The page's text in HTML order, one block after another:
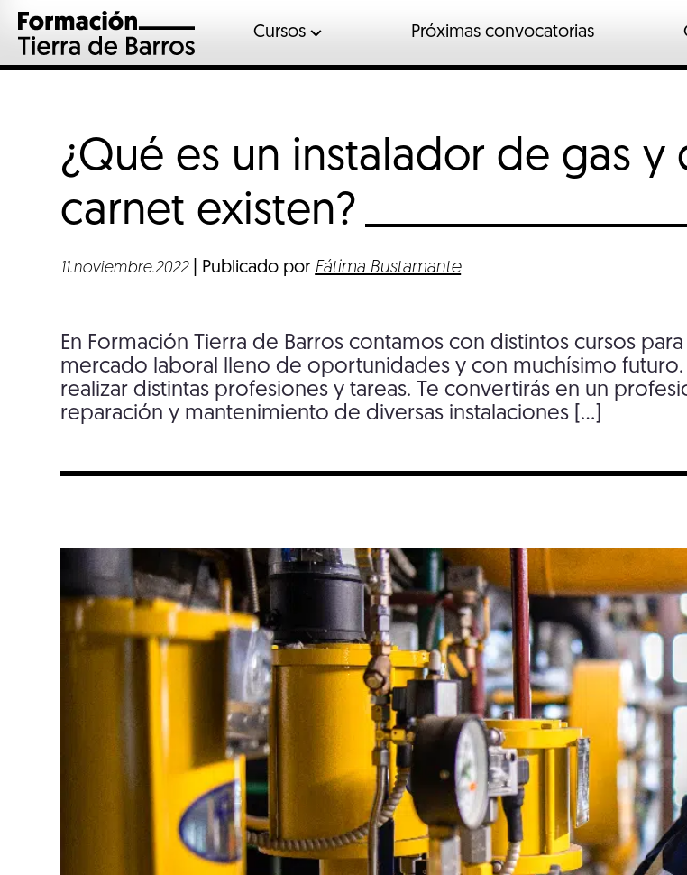
Cursos
Inglés
Mantenimiento industrial
Soldadura
Veterinaria
Próximas convocatorias
¿Qué es un instalador de gas
carnet existen?
11.noviembre.2022| Publicado por Fátima Bustamante
En Formación Tierra de Barros contamos con distintos cursos
mercado laboral lleno de oportunidades y con muchísimo
realizar distintas profesiones y tareas. Te convertirás en un
reparación y mantenimiento de diversas instalaciones […]